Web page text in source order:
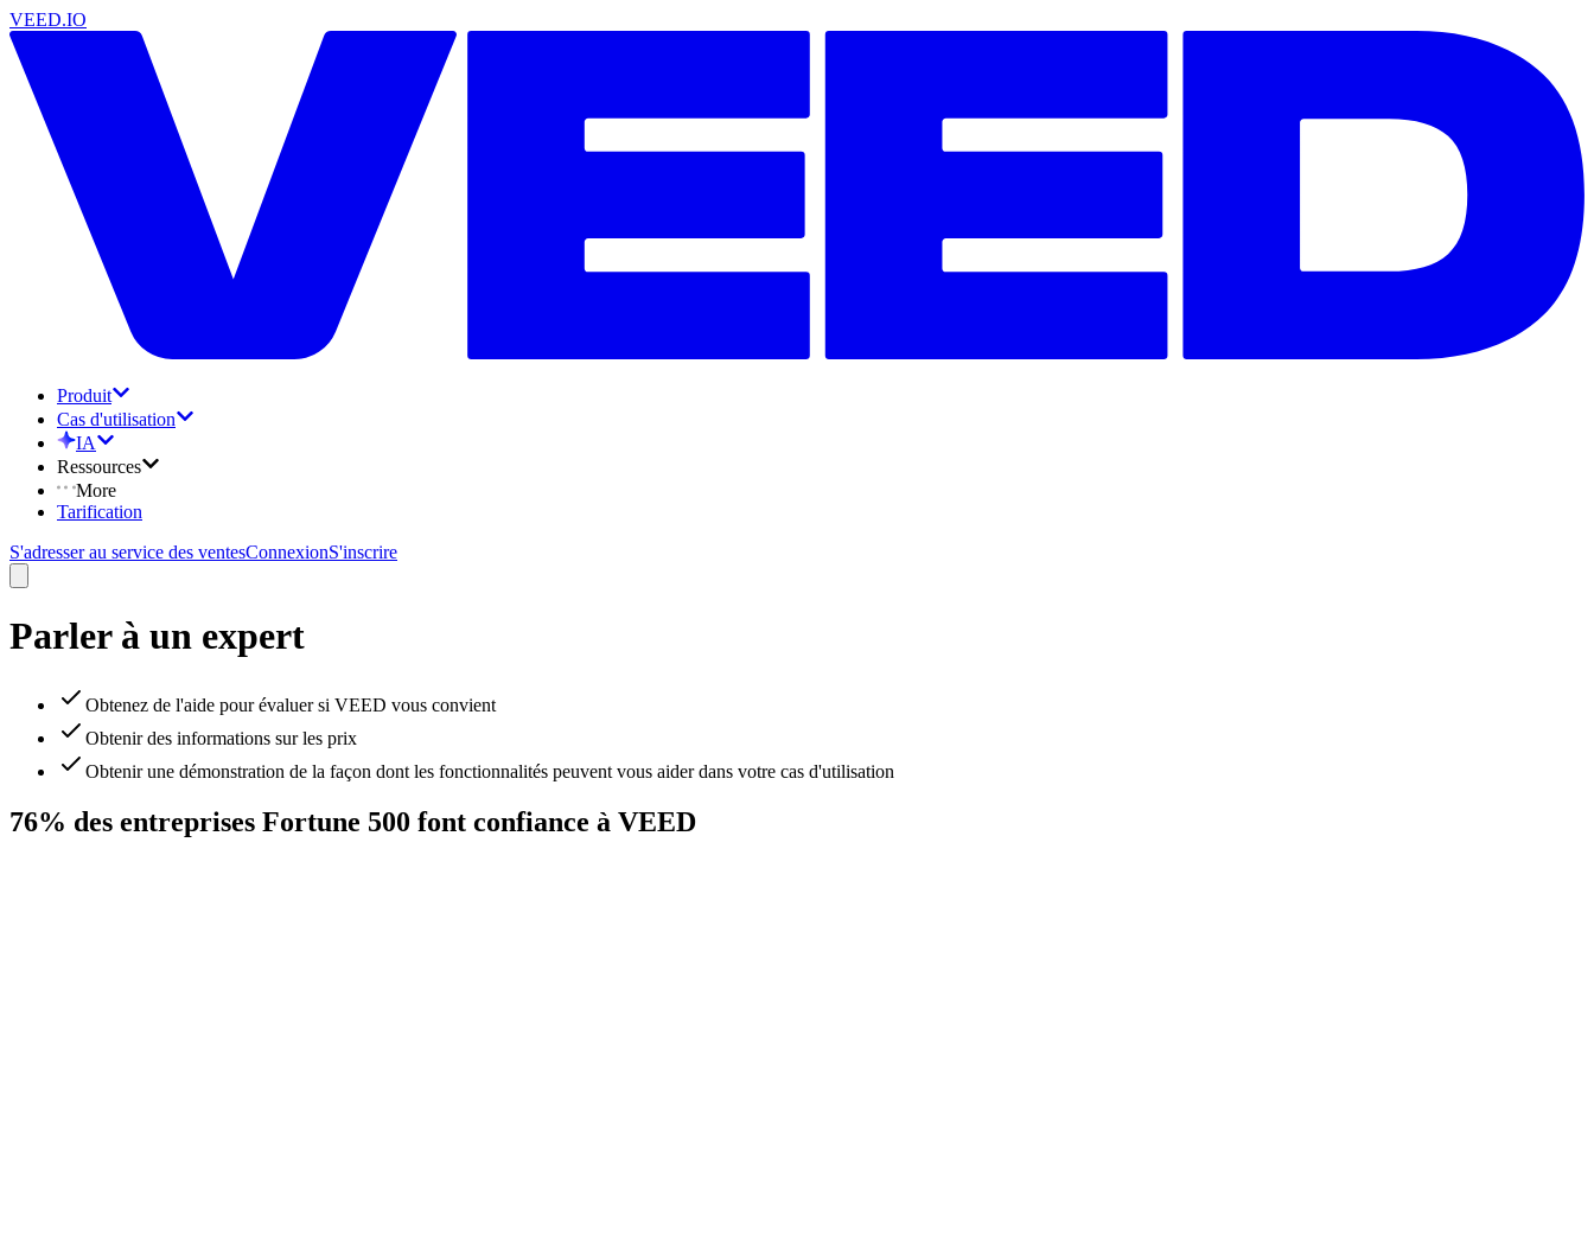
VEED.IO
Produit
Cas d'utilisation
IA
Ressources
More
Tarification
S'adresser au service des ventesConnexionS'inscrire
Parler à un expert
Obtenez de l'aide pour évaluer si VEED vous convient
Obtenir des informations sur les prix
Obtenir une démonstration de la façon dont les fonctionnalités peuvent vous aider dans votre cas d'utilisation
76% des entreprises Fortune 500 font confiance à VEED